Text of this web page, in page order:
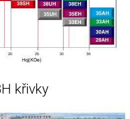
křivky